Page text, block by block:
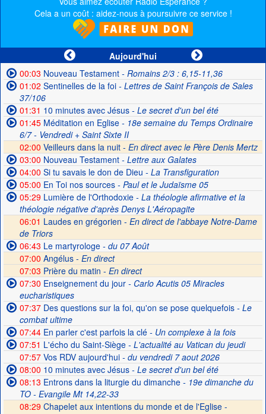
Cela a un coût : aidez-nous à poursuivre ce service !
Aujourd'hui
00:03 Nouveau Testament- Romains 2/3 : 6,15-11,36
01:02 Sentinelles de la foi- Lettres de Saint François de Sales
37/106
01:31 10 minutes avec Jésus- Le secret d'un bel été
01:45Méditation en Eglise- 18e semaine du Temps Ordinaire
6/7 - Vendredi + Saint Sixte II
02:00 Veilleurs dans la nuit - En direct avec le Père Denis Mertz
03:00 Nouveau Testament- Lettre aux Galates
04:00 Si tu savais le don de Dieu - La Transfiguration
05:00 En Toi nos sources- Paul et le Judaïsme 05
05:29Lumière de l'Orthodoxie- La théologie afirmative et la
théologie négative d'après Denys L'Aéropagite
06:01 Laudes en grégorien - En direct de l'abbaye Notre-Dame
de Triors
06:43 Le martyrologe- du 07 Août
07:00 Angélus - En direct
07:03 Prière du matin - En direct
07:30 Enseignement du jour- Carlo Acutis 05 Miracles
eucharistiques
07:37Des questions sur la foi, qu'on se pose quelquefois- Le
combat ultime
07:44En parler c'est parfois la clé- Un complexe à la fois
07:51 L'écho du Saint-Siège- L'actualité au Vatican du jeudi
07:57Vos RDV aujourd'hui- du vendredi 7 aout 2026
08:00 10 minutes avec Jésus- Le secret d'un bel été
08:13 Entrons dans la liturgie du dimanche- 19e dimanche du
TO - Evangile Mt 14,22-33
08:29 Chapelet aux intentions du monde et de l'Eglise -